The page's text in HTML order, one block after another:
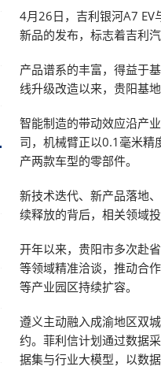
4月26日，吉利银河A7
新品的发布，标志着吉利
产品谱系的丰富，得益于
线升级改造以来，贵阳基
智能制造的带动效应沿产
司，机械臂正以0.1毫米精
产两款车型的零部件。
新技术迭代、新产品落地
续释放的背后，相关领域
开年以来，贵阳市多次赴
等领域精准洽谈，推动合
等产业园区持续扩容。
遵义主动融入成渝地区双
约。菲利信计划通过数据
据集与行业大模型，以数